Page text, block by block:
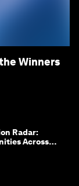
Winners
Radar:
Across